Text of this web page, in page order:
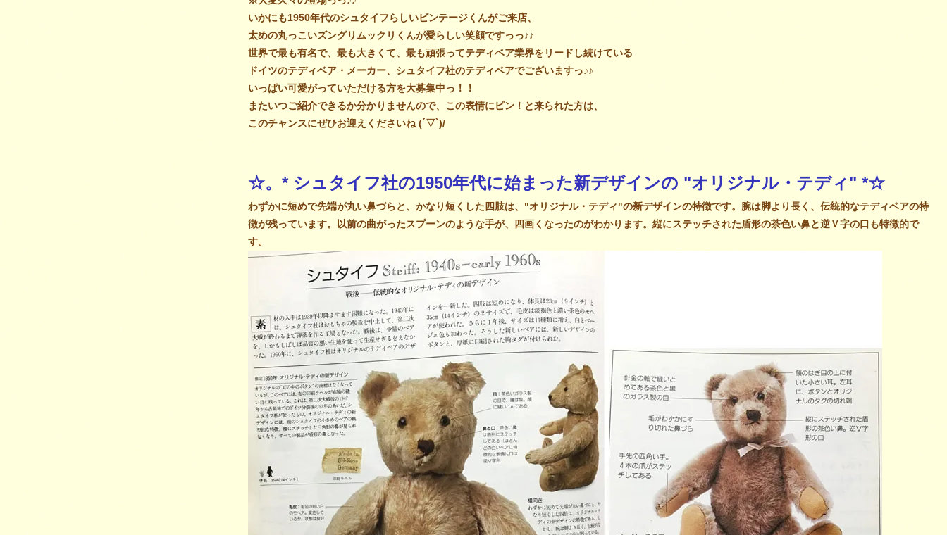
いかにも1950年代のシュタイフらしいビンテージくんがご来店、
太めの丸っこいズングリムックリくんが愛らしい笑顔ですっっ♪♪
世界で最も有名で、最も大きくて、最も頑張ってテディベア業界をリードし続けている
ドイツのテディベア・メーカー、シュタイフ社のテディベアでございますっ♪♪
いっぱい可愛がっていただける方を大募集中っ！！
またいつご紹介できるか分かりませんので、この表情にピン！と来られた方は、
このチャンスにぜひお迎えくださいね (´▽`)/
☆。* シュタイフ社の1950年代に始まった新デザインの "オリジナル・テディ" *☆
わずかに短めで先端が丸い鼻づらと、かなり短くした四肢は、"オリジナル・テディ"の新デザインの特徴です。腕は脚より長く、伝統的なテディベアの特
徴が残っています。以前の曲がったスプーンのような手が、四画くなったのがわかります。縦にステッチされた盾形の茶色い鼻と逆Ｖ字の口も特徴的で
す。